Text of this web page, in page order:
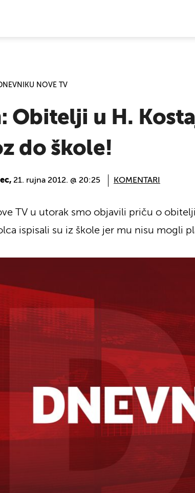
NOVE TV
Obitelji u H.
do škole!
21. rujna 2012. @ 20:25 KOMENTARI
TV u utorak smo objavili priču o
ispisali su iz škole jer mu nisu mogli